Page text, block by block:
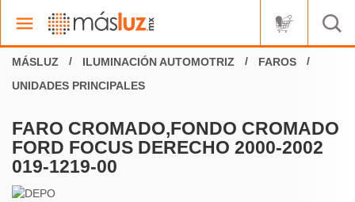
ILUMINACIÓN AUTOMOTRIZ
FAROS
UNIDADES PRINCIPALES
FARO CROMADO,FONDO CROMADO
FORD FOCUS DERECHO 2000-2002
019-1219-00